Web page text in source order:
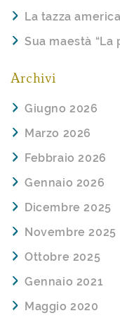
La tazza
Sua maestà “La
Archivi
Giugno 2026
Marzo 2026
Febbraio 2026
Gennaio 2026
Dicembre 2025
Novembre 2025
Ottobre 2025
Gennaio 2021
Maggio 2020